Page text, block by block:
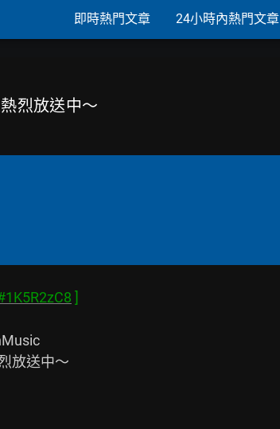
即時熱門文章 24小時內熱門文章
烈放送中～
放送中～